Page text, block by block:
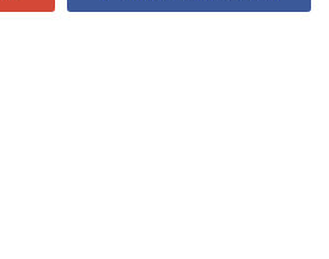
Login with Facebook